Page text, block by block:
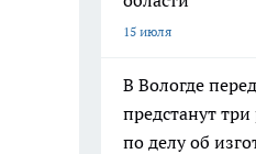
15 июля
В Вологде
предстанут
по делу об